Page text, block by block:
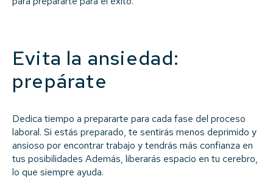
Evita la ansiedad:
prepárate
Dedica tiempo a prepararte para cada fase del proceso
laboral. Si estás preparado, te sentirás menos deprimido y
ansioso por encontrar trabajo y tendrás más confianza en
tus posibilidades Además, liberarás espacio en tu cerebro,
lo que siempre ayuda.